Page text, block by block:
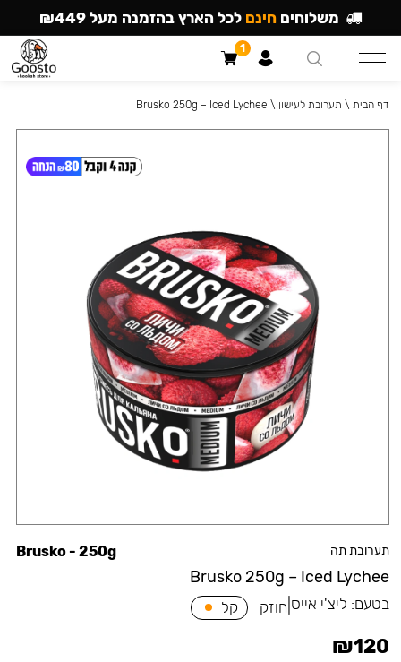
תערובת תה
Brusko 250g – Iced Lychee
Brusko - 250g
בטעם: ליצ'י אייס חוזק קל
₪120
דף הבית \ תערובת לעישון \
Brusko 250g – Iced Lychee
משלוחים חינם לכל הארץ בהזמנה מעל ₪449
1